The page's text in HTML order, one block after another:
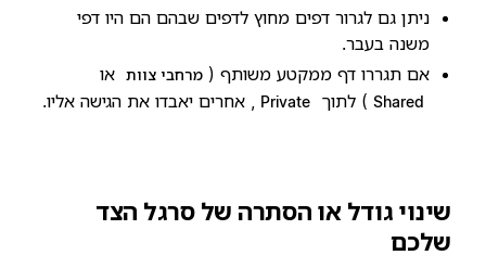
ניתן גם לגרור דפים מחוץ לדפים שבהם הם היו דפי
משנה בעבר.
אם תגררו דף ממקטע משותף ( מרחבי צוות או
Shared ) לתוך Private , אחרים יאבדו את הגישה אליו.
שינוי גודל או הסתרה של סרגל הצד
שלכם